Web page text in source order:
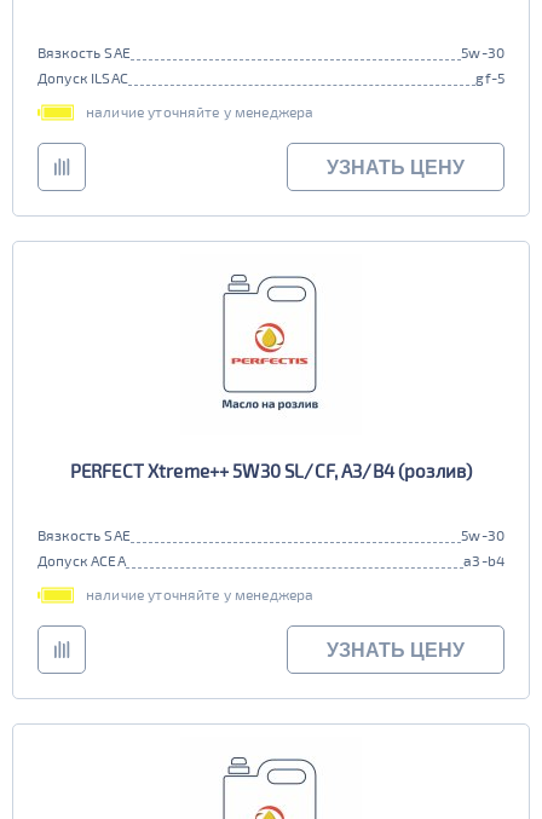
Вязкость SAE
5w-30
Допуск ILSAC
gf-5
наличие уточняйте у менеджера
УЗНАТЬ ЦЕНУ
PERFECT Xtreme++ 5W30 SL/CF, A3/B4 (розлив)
Вязкость SAE
5w-30
Допуск ACEA
a3-b4
наличие уточняйте у менеджера
УЗНАТЬ ЦЕНУ